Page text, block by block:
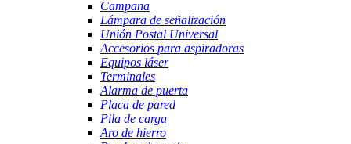
Campana
Lámpara de señalización
Unión Postal Universal
Accesorios para aspiradoras
Equipos láser
Terminales
Alarma de puerta
Placa de pared
Pila de carga
Aro de hierro